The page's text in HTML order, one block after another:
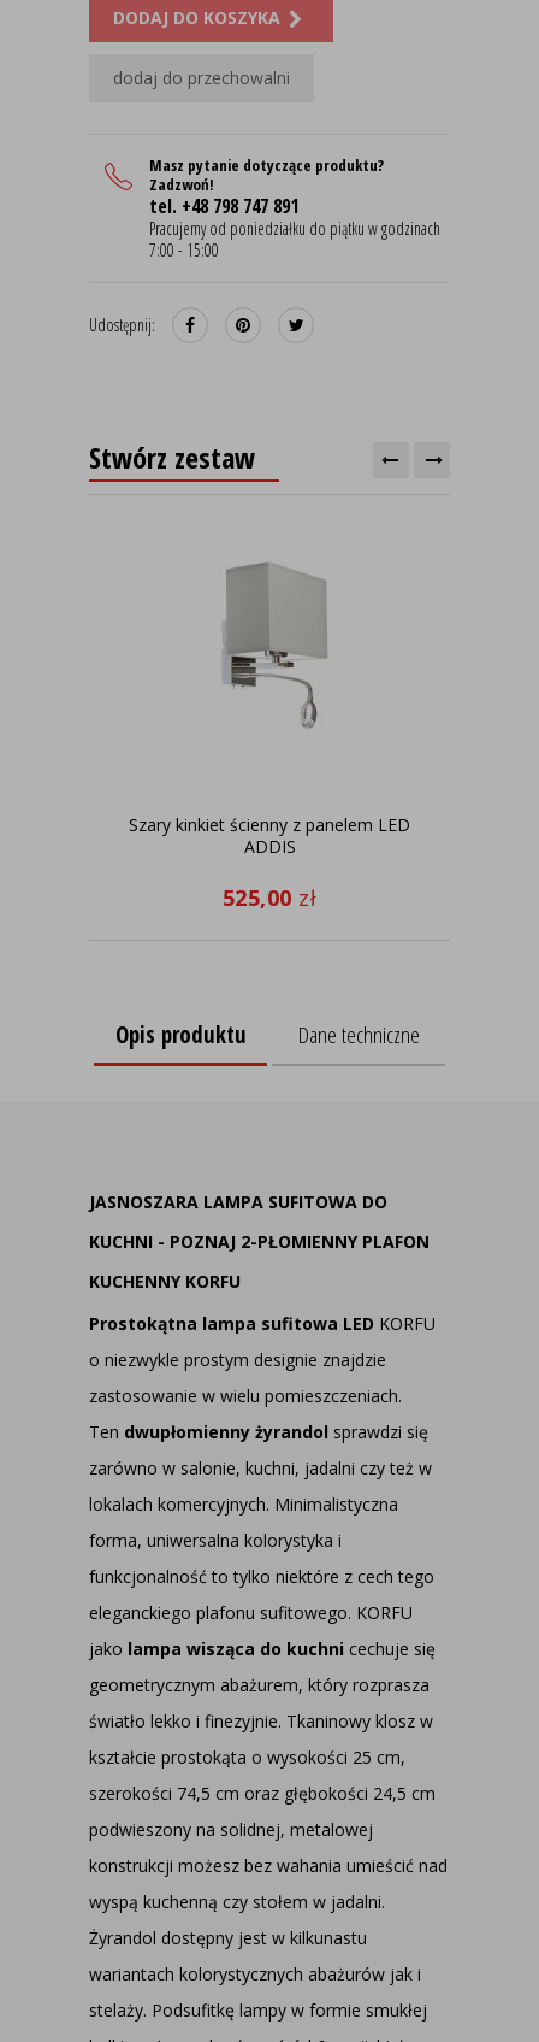
DODAJ DO KOSZYKA
dodaj do przechowalni
Masz pytanie dotyczące produktu?
Zadzwoń!
tel. +48 798 747 891
Pracujemy od poniedziałku do piątku w godzinach
7:00 - 15:00
Udostępnij:
Stwórz zestaw
Szary kinkiet ścienny z panelem LED
ADDIS
525,00 zł
Opis produktu Dane techniczne
JASNOSZARA LAMPA SUFITOWA DO
KUCHNI - POZNAJ 2-PŁOMIENNY PLAFON
KUCHENNY KORFU
Prostokątna lampa sufitowa LED KORFU
o niezwykle prostym designie znajdzie
zastosowanie w wielu pomieszczeniach.
Ten dwupłomienny żyrandol sprawdzi się
zarówno w salonie, kuchni, jadalni czy też w
lokalach komercyjnych. Minimalistyczna
forma, uniwersalna kolorystyka i
funkcjonalność to tylko niektóre z cech tego
eleganckiego plafonu sufitowego. KORFU
jako lampa wisząca do kuchni cechuje się
geometrycznym abażurem, który rozprasza
światło lekko i finezyjnie. Tkaninowy klosz w
kształcie prostokąta o wysokości 25 cm,
szerokości 74,5 cm oraz głębokości 24,5 cm
podwieszony na solidnej, metalowej
konstrukcji możesz bez wahania umieścić nad
wyspą kuchenną czy stołem w jadalni.
Żyrandol dostępny jest w kilkunastu
wariantach kolorystycznych abażurów jak i
stelaży. Podsufitkę lampy w formie smukłej